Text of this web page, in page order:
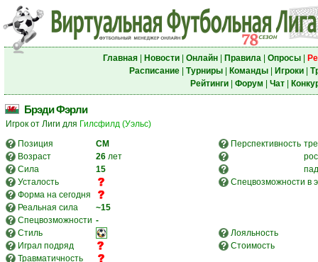
Главная| Новости| Онлайн| Правила| Опросы|
Расписание| Турниры| Команды| Игроки|
Рейтинги| Форум Чат|
Брэди Фэрли
Игрок от Лиги для Гилсфилд (Уэльс)
Позиция
CM Перспективность
Возраст
26 лет
Сила
15
Усталость
Спецвозможности в
Форма на сегодня
Реальная сила
~15
Спецвозможности -
Стиль
Лояльность
Играл подряд
Стоимость
Травматичность